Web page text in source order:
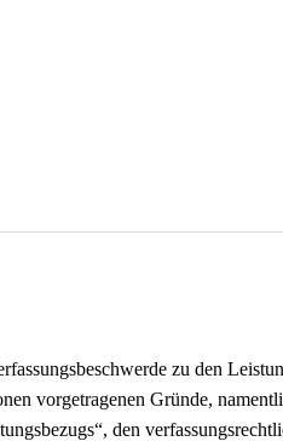
zu den
vorgetragenen Gründe,
den